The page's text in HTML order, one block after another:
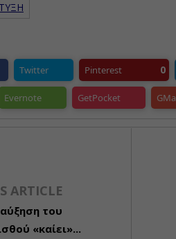
Twitter Pinterest 0
Evernote GetPocket
ARTICLE
του
«καίει»...